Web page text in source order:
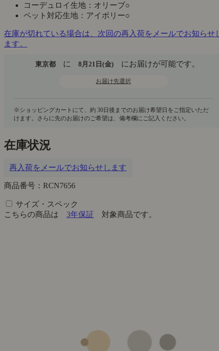
コーデュロイ生地：オリーブ○
ペット対応生地：アイボリー○
在庫が切れている場合は、次回の再入荷をメールでお知らせ
ます。
東京都 に 8月21日(金) にお届けが可能です。
お届け先選択
在庫状況
再入荷をメールでお知らせします
商品番号：RCN7656
サイズ・スペック
こちらの商品は 3年保証 対象商品です。